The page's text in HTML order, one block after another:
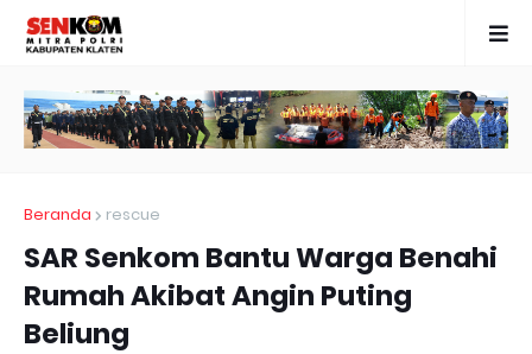
Beranda rescue
SAR Senkom Bantu Warga Benahi
Rumah Akibat Angin Puting
Beliung